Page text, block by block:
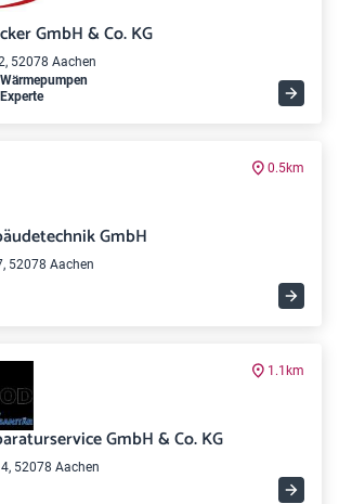
GmbH & Co. KG
52078 Aachen
Wärme­pumpen
Experte
0.5km
GmbH
52078 Aachen
1.1km
GmbH & Co. KG
52078 Aachen